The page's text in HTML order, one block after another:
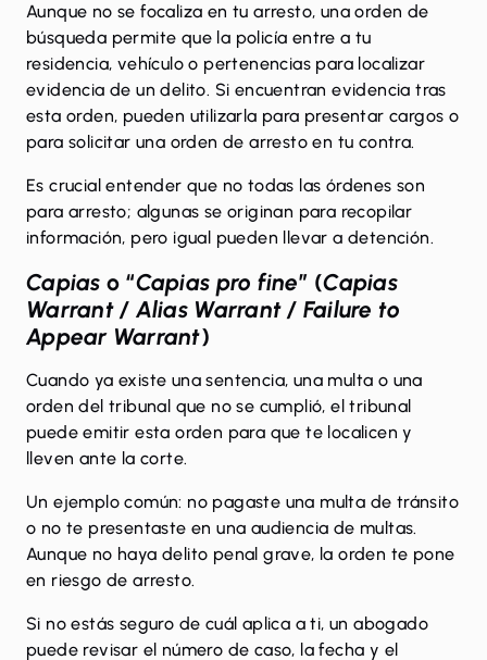
Aunque no se focaliza en tu arresto, unaorden de
búsqueda permite que la policía entre a tu
residencia, vehículo o pertenencias para localizar
evidencia de un delito. Si encuentran evidencia tras
esta orden, pueden utilizarla para presentar cargos o
para solicitar una orden de arresto en tu contra.
Es crucial entender que no todas las órdenes son
para arresto; algunas se originan para recopilar
información, pero igual pueden llevar a detención.
Capias o “Capias pro fine” (Capias
Warrant / Alias Warrant / Failure to
Appear Warrant)
Cuando ya existe una sentencia, una multa o una
orden del tribunal que no se cumplió, el tribunal
puede emitir estaorden para que te localicen y
lleven ante la corte.
Un ejemplo común: no pagaste una multa de tránsito
o no te presentaste en una audiencia de multas.
Aunque no haya delito penal grave, la orden te pone
en riesgo de arresto.
Si no estás seguro de cuál aplica a ti, un abogado
puede revisar el número de caso, la fecha y el